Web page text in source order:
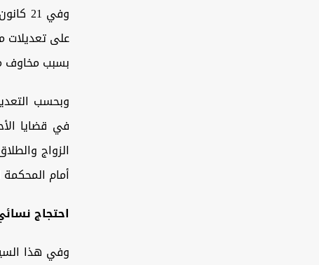
على تعديلات
بسبب مخاوف
وبحسب
في قضايا
الزواج
أمام
احتجاج
وفي هذا